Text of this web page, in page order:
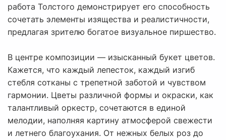
работа Толстого демонстрирует его способность
сочетать элементы изящества и реалистичности,
предлагая зрителю богатое визуальное пиршество.
В центре композиции — изысканный букет цветов.
Кажется, что каждый лепесток, каждый изгиб
стебля сотканы с трепетной заботой и чувством
гармонии. Цветы различной формы и окраски, как
талантливый оркестр, сочетаются в единой
мелодии, наполняя картину атмосферой свежести
и летнего благоухания. От нежных белых роз до